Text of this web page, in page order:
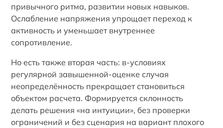
привычного ритма, развитии новых навыков.
Ослабление напряжения упрощает переход к
активность и уменьшает внутреннее
сопротивление.
Но есть также вторая часть: в-условиях
регулярной завышенной-оценке случая
неопределённость прекращает становиться
объектом расчета. Формируется склонность
делать решения «на интуиции», без проверки
ограничений и без сценария на вариант плохого